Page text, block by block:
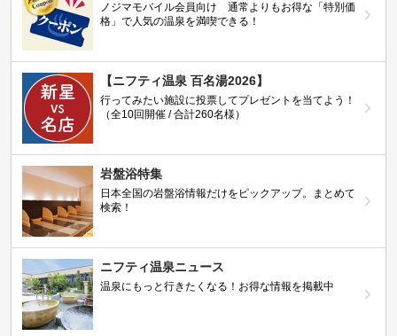
ノジマモバイル会員向け 通常よりもお得な「特別価
格」で人気の温泉を満喫できる！
【ニフティ温泉 百名湯2026】
行ってみたい施設に投票してプレゼントを当てよう！
（全10回開催 / 合計260名様）
岩盤浴特集
日本全国の岩盤浴情報だけをピックアップ。まとめて
検索！
ニフティ温泉ニュース
温泉にもっと行きたくなる！お得な情報を掲載中